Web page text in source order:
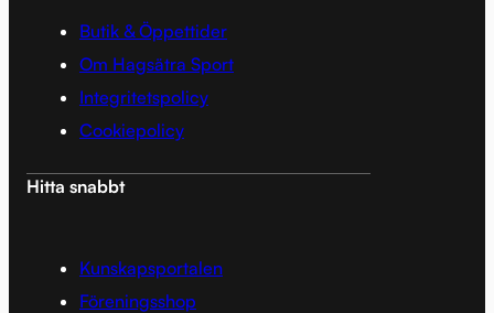
Butik & Öppettider
Om Hagsätra Sport
Integritetspolicy
Cookiepolicy
Hitta snabbt
Kunskapsportalen
Föreningsshop